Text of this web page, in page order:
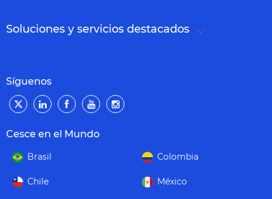
Soluciones y servicios destacados
Síguenos
Cesce en el Mundo
Brasil Colombia
Chile México